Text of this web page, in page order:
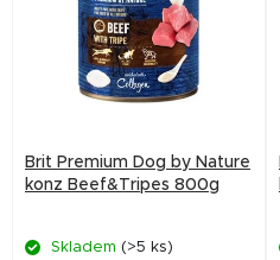
Brit Premium Dog by Nature
konz Beef&Tripes 800g
Skladem (>5 ks)